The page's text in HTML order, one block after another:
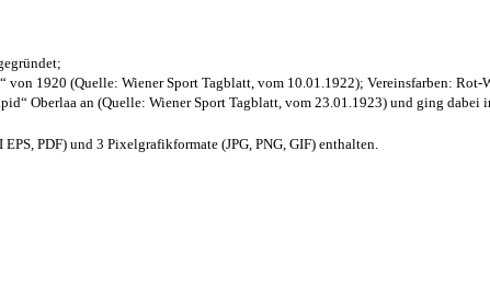
von 1920 (Quelle: Wiener Sport Tagblatt, vom 10.01.1922); Vereinsfarben: Rot-
Oberlaa an (Quelle: Wiener Sport Tagblatt, vom 23.01.1923) und ging dabei
PDF) und 3 Pixelgrafikformate (JPG, PNG, GIF) enthalten.